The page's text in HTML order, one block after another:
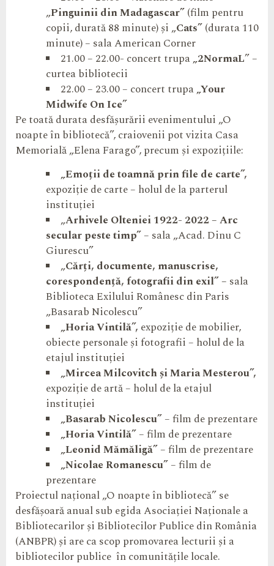
„Pinguinii din Madagascar”(film pentru
copii, durată 88 minute) și „Cats”(durata 110
minute) – sala American Corner
21.00 – 22.00- concert trupa„2NormaL” –
curtea bibliotecii
22.00 – 23.00 – concert trupa„Your
Midwife On Ice”
Pe toată durata desfășurării evenimentului „O
noapte în bibliotecă”, craiovenii pot vizita Casa
Memorială „Elena Farago”, precum și expozițiile:
„Emoții de toamnă prin file de carte”,
expoziție de carte – holul de la parterul
instituției
„Arhivele Olteniei 1922- 2022 – Arc
secular peste timp”– sala „Acad. Dinu C
Giurescu”
„Cărți, documente, manuscrise,
corespondență, fotografii din exil” – sala
Biblioteca Exilului Românesc din Paris
„Basarab Nicolescu”
„Horia Vintilă”, expoziție de mobilier,
obiecte personale și fotografii – holul de la
etajul instituției
„Mircea Milcovitch și Maria Mesterou”,
expoziție de artă – holul de la etajul
instituției
„Basarab Nicolescu”– film de prezentare
„Horia Vintilă”– film de prezentare
„Leonid Mămăligă”– film de prezentare
„Nicolae Romanescu”– film de
prezentare
Proiectul național „O noapte în bibliotecă” se
desfășoară anual sub egida Asociației Naționale a
Bibliotecarilor și Bibliotecilor Publice din România
(ANBPR) și are ca scop promovarea lecturii și a
bibliotecilor publice în comunitățile locale.